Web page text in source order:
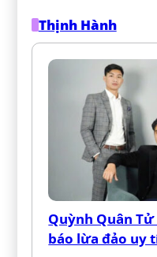
Thịnh Hành
Quỳnh Quân
báo lừa đảo uy